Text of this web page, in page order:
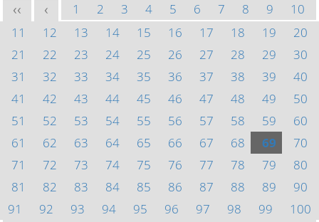
<< < 1 2 3 4 5 6 7 8 9
10
11
12 13 14 15 16 17 18 19
20
21
22 23 24 25 26 27 28 29
30
31
32 33 34 35 36 37 38 39
40
41
42 43 44 45 46 47 48 49
50
51
52 53 54 55 56 57 58 59
60
61
62 63 64 65 66 67 68 69
70
71
72 73 74 75 76 77 78 79
80
81
82 83 84 85 86 87 88 89
90
91
92 93 94 95 96 97 98 99
100